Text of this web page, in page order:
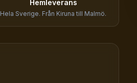
Hemleverans
Hela Sverige. Från Kiruna till Malmö.